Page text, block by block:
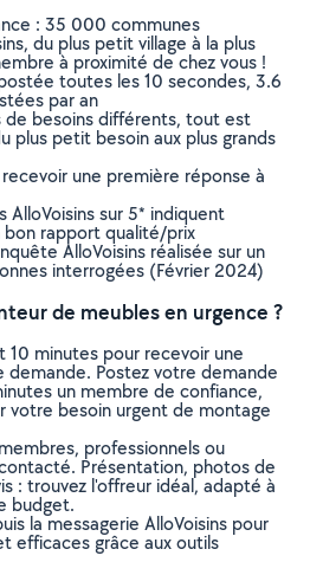
: 35 000 communes
du plus petit village à la plus
à proximité de chez vous !
toutes les 10 secondes, 3.6
par an
de besoins différents, tout est
plus petit besoin aux plus grands
une première réponse à
sur 5* indiquent
bon rapport qualité/prix
AlloVoisins réalisée sur un
interrogées (Février 2024)
de meubles en urgence ?
10 minutes pour recevoir une
Postez votre demande
un membre de confiance,
votre besoin urgent de montage
professionnels ou
Présentation, photos de
: trouvez l'offreur idéal, adapté à
budget.
la messagerie AlloVoisins pour
efficaces grâce aux outils